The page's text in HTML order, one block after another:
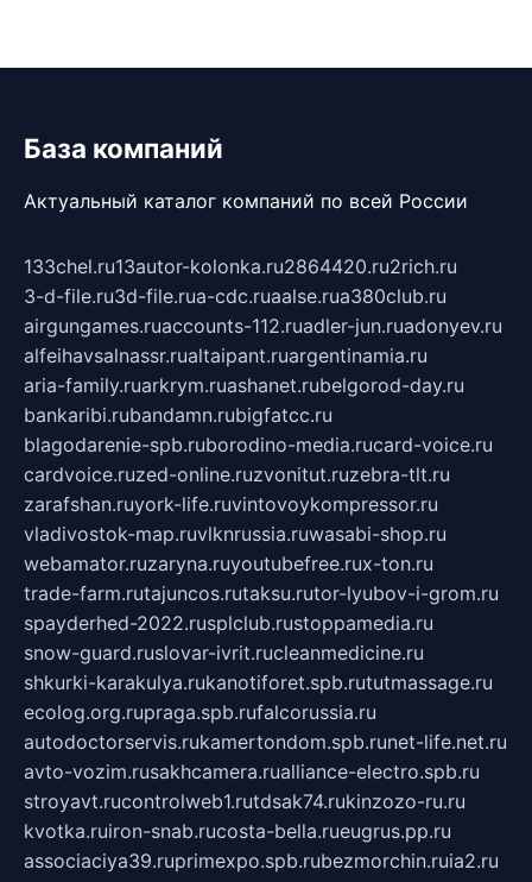
База компаний
Актуальный каталог компаний по всей России
133chel.ru13autor-kolonka.ru2864420.ru2rich.ru
3-d-file.ru3d-file.rua-cdc.ruaalse.rua380club.ru
airgungames.ruaccounts-112.ruadler-jun.ruadonyev.ru
alfeihavsalnassr.rualtaipant.ruargentinamia.ru
aria-family.ruarkrym.ruashanet.rubelgorod-day.ru
bankaribi.rubandamn.rubigfatcc.ru
blagodarenie-spb.ruborodino-media.rucard-voice.ru
cardvoice.ruzed-online.ruzvonitut.ruzebra-tlt.ru
zarafshan.ruyork-life.ruvintovoykompressor.ru
vladivostok-map.ruvlknrussia.ruwasabi-shop.ru
webamator.ruzaryna.ruyoutubefree.rux-ton.ru
trade-farm.rutajuncos.rutaksu.rutor-lyubov-i-grom.ru
spayderhed-2022.rusplclub.rustoppamedia.ru
snow-guard.ruslovar-ivrit.rucleanmedicine.ru
shkurki-karakulya.rukanotiforet.spb.rututmassage.ru
ecolog.org.rupraga.spb.rufalcorussia.ru
autodoctorservis.rukamertondom.spb.runet-life.net.ru
avto-vozim.rusakhcamera.rualliance-electro.spb.ru
stroyavt.rucontrolweb1.rutdsak74.rukinzozo-ru.ru
kvotka.ruiron-snab.rucosta-bella.rueugrus.pp.ru
associaciya39.ruprimexpo.spb.rubezmorchin.ruia2.ru